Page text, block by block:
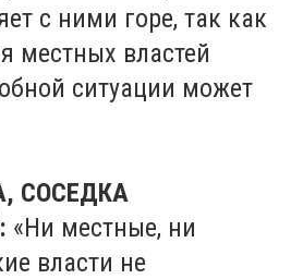
с ними горе, так как
местных властей
ситуации может
СОСЕДКА
«Ни местные, ни
власти не